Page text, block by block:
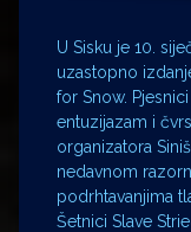
U Sisku je 10.
uzastopno
for Snow.
entuzijazam i
organizatora
nedavnom
podrhtavanjima
Šetnici Slave